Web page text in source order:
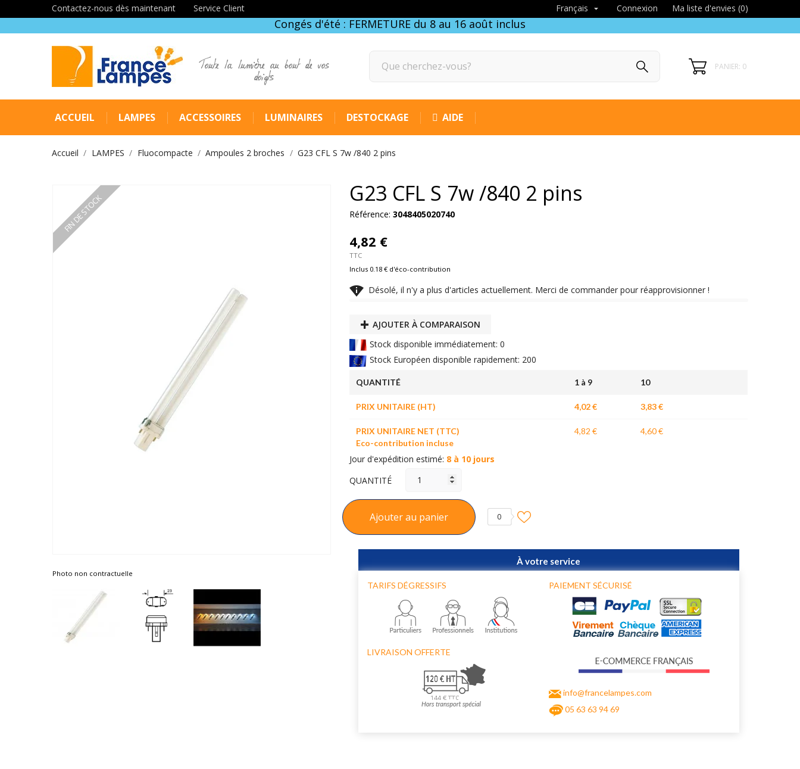
Contactez-nous dès maintenant Service Client Français  Connexion Ma liste d'envies (0)
Congés d'été : FERMETURE du 8 au 16 août inclus
Toute la lumière au bout de vos
doigts PANIER: 0
ACCUEIL LAMPES ACCESSOIRES LUMINAIRES DESTOCKAGE AIDE
Accueil LAMPES Fluocompacte Ampoules 2 broches G23 CFL S 7w /840 2 pins
FIN DE STOCK
Photo non contractuelle
G23 CFL S 7w /840 2 pins
Référence: 3048405020740
4,82 €
TTC
Inclus 0.18 € d'éco-contribution
 Désolé, il n'y a plus d'articles actuellement. Merci de commander pour réapprovisionner !
AJOUTER À COMPARAISON
Stock disponible immédiatement: 0
Stock Européen disponible rapidement: 200
QUANTITÉ 1 à 9 10
PRIX UNITAIRE (HT) 4,02 € 3,83 €
PRIX UNITAIRE NET (TTC)
Eco-contribution incluse
4,82 € 4,60 €
Jour d'expédition estimé: 8 à 10 jours
QUANTITÉ
Ajouter au panier 0
À votre service
TARIFS DÉGRESSIFS
LIVRAISON OFFERTE
PAIEMENT SÉCURISÉ
info@francelampes.com
05 63 63 94 69